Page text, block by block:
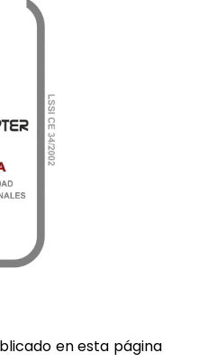
en esta página